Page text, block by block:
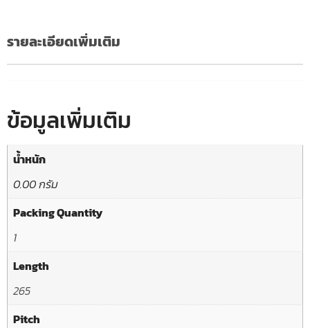
รายละเอียดเพิ่มเติม
ข้อมูลเพิ่มเติม
น้ำหนัก
0.00 กรัม
Packing Quantity
1
Length
265
Pitch